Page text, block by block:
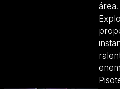
área.